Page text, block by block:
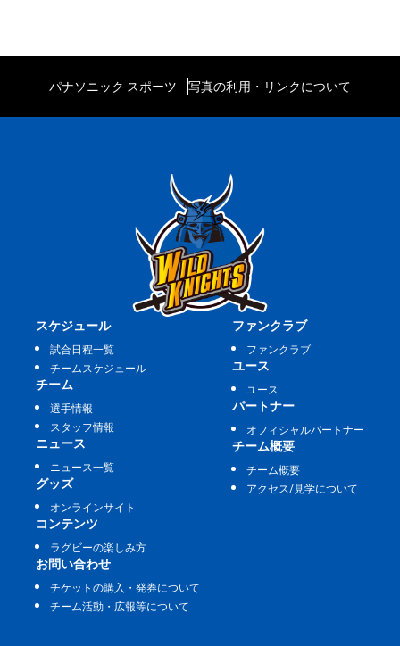
パナソニック スポーツ 写真の利用・リンクについて
スケジュール
試合日程一覧
チームスケジュール
チーム
選手情報
スタッフ情報
ニュース
ニュース一覧
グッズ
オンラインサイト
ファンクラブ
ファンクラブ
ユース
ユース
パートナー
オフィシャルパートナー
チーム概要
チーム概要
アクセス/見学について
コンテンツ
ラグビーの楽しみ方
お問い合わせ
チケットの購入・発券について
チーム活動・広報等について